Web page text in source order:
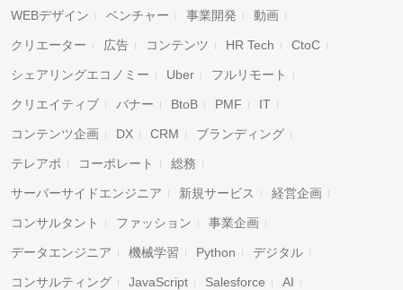
WEBデザイン ベンチャー 事業開発 動画
クリエーター 広告 コンテンツ HR Tech CtoC
シェアリングエコノミー Uber フルリモート
クリエイティブ バナー BtoB PMF IT
コンテンツ企画 DX CRM ブランディング
テレアポ コーポレート 総務
サーバーサイドエンジニア 新規サービス 経営企画
コンサルタント ファッション 事業企画
データエンジニア 機械学習 Python デジタル
コンサルティング JavaScript Salesforce AI